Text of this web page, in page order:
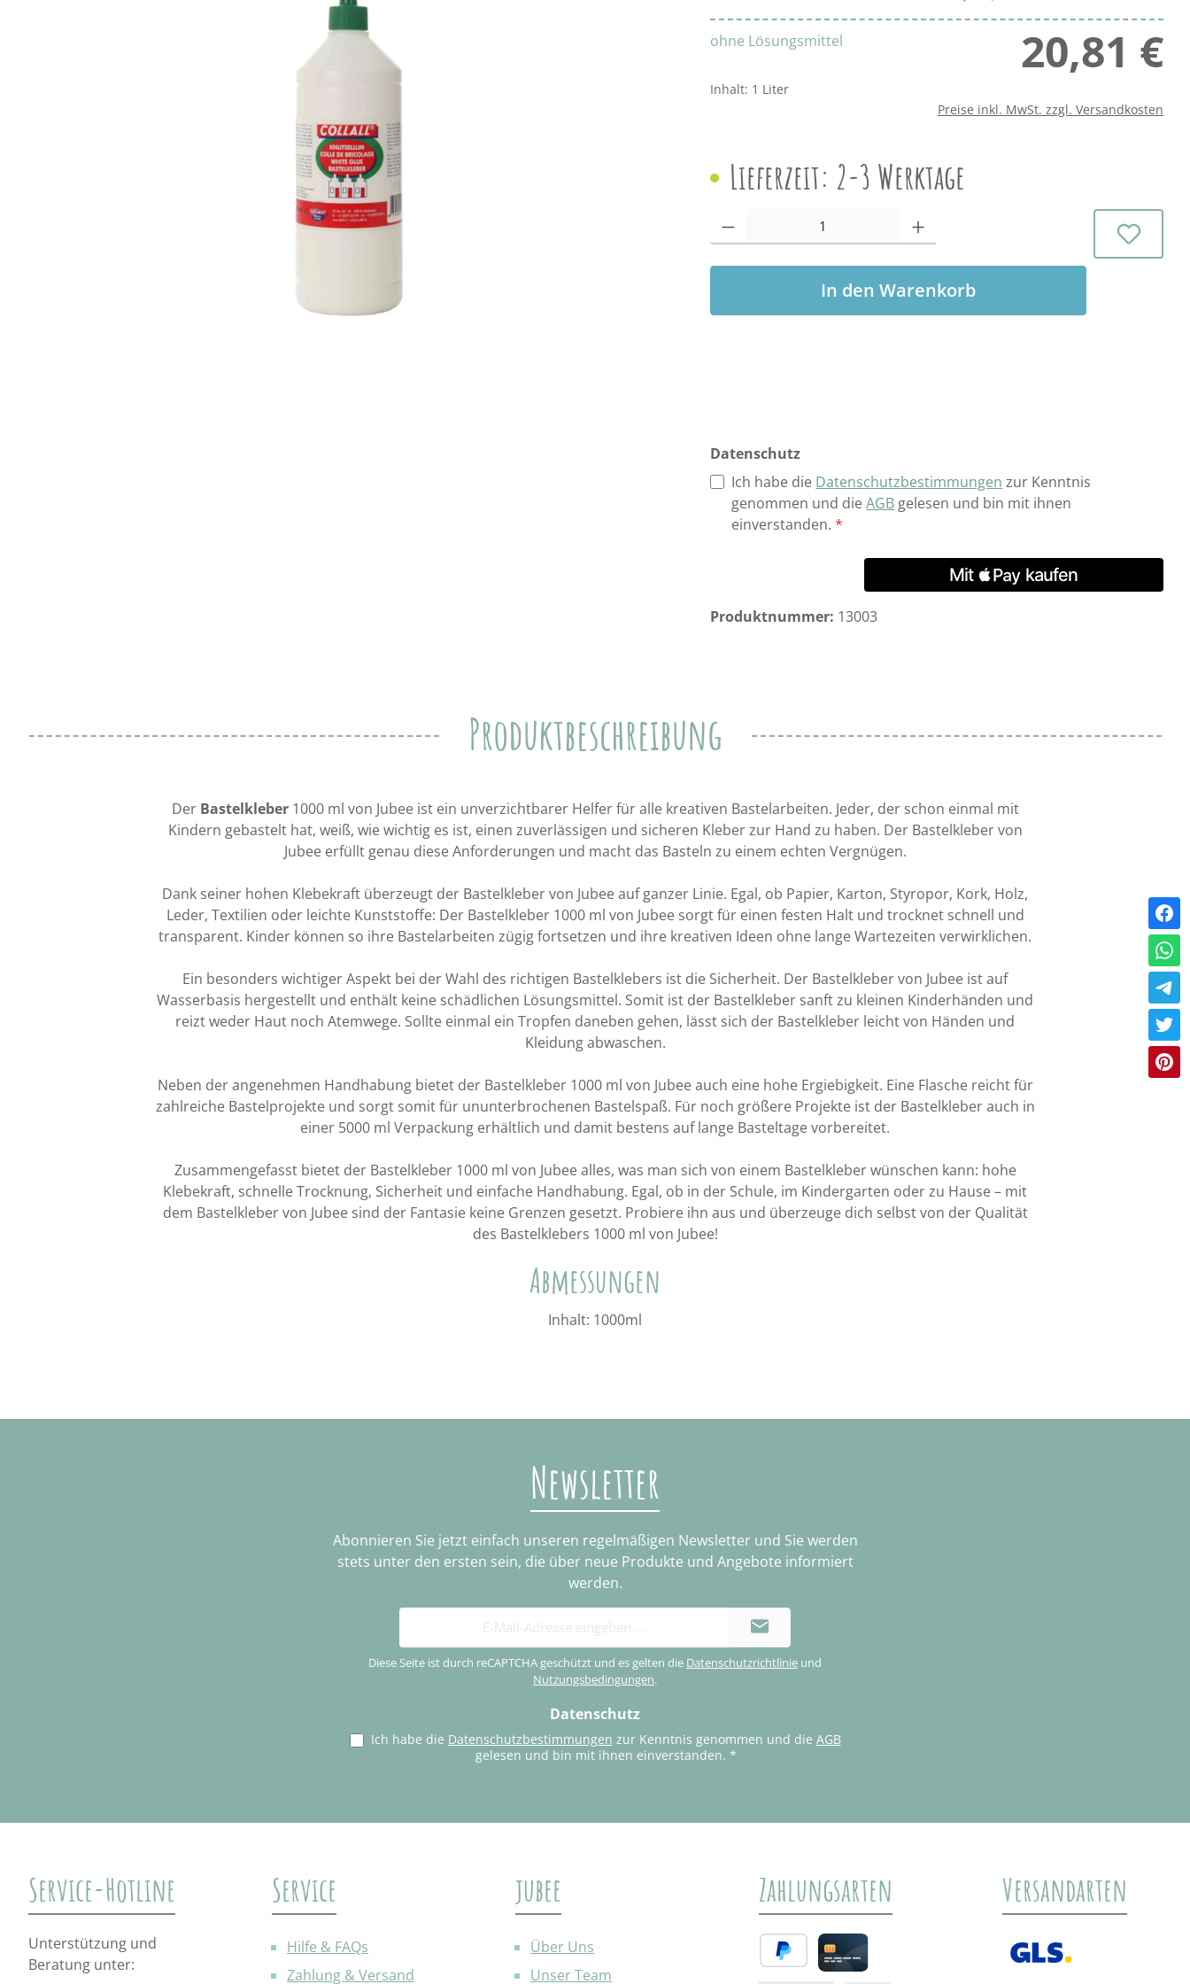
ohne Lösungsmittel 20,81 €
Inhalt: 1 Liter
Preise inkl. MwSt. zzgl. Versandkosten
Lieferzeit: 2-3 Werktage
Produkt Anzahl: Gib den gewünschten Wert ein oder benutze die
In den Warenkorb
Datenschutz
Ich habe die Datenschutzbestimmungen zur Kenntnis
genommen und dieAGB gelesen und bin mit ihnen
einverstanden.*
Produktnummer: 13003
Produktbeschreibung
Der Bastelkleber1000 ml von Jubee ist ein unverzichtbarer Helfer für alle kreativen Bastelarbeiten. Jeder, der schon einmal mit
Kindern gebastelt hat, weiß, wie wichtig es ist, einen zuverlässigen und sicheren Kleber zur Hand zu haben. Der Bastelkleber von
Jubee erfüllt genau diese Anforderungen und macht das Basteln zu einem echten Vergnügen.
Dank seiner hohen Klebekraft überzeugt der Bastelkleber von Jubee auf ganzer Linie. Egal, ob Papier, Karton, Styropor, Kork, Holz,
Leder, Textilien oder leichte Kunststoffe: Der Bastelkleber 1000 ml von Jubee sorgt für einen festen Halt und trocknet schnell und
transparent. Kinder können so ihre Bastelarbeiten zügig fortsetzen und ihre kreativen Ideen ohne lange Wartezeiten verwirklichen.
Ein besonders wichtiger Aspekt bei der Wahl des richtigen Bastelklebers ist die Sicherheit. Der Bastelkleber von Jubee ist auf
Wasserbasis hergestellt und enthält keine schädlichen Lösungsmittel. Somit ist der Bastelkleber sanft zu kleinen Kinderhänden und
reizt weder Haut noch Atemwege. Sollte einmal ein Tropfen daneben gehen, lässt sich der Bastelkleber leicht von Händen und
Kleidung abwaschen.
Neben der angenehmen Handhabung bietet der Bastelkleber 1000 ml von Jubee auch eine hohe Ergiebigkeit. Eine Flasche reicht für
zahlreiche Bastelprojekte und sorgt somit für ununterbrochenen Bastelspaß. Für noch größere Projekte ist der Bastelkleber auch in
einer 5000 ml Verpackung erhältlich und damit bestens auf lange Basteltage vorbereitet.
Zusammengefasst bietet der Bastelkleber 1000 ml von Jubee alles, was man sich von einem Bastelkleber wünschen kann: hohe
Klebekraft, schnelle Trocknung, Sicherheit und einfache Handhabung. Egal, ob in der Schule, im Kindergarten oder zu Hause – mit
dem Bastelkleber von Jubee sind der Fantasie keine Grenzen gesetzt. Probiere ihn aus und überzeuge dich selbst von der Qualität
des Bastelklebers 1000 ml von Jubee!
Abmessungen
Inhalt: 1000ml
Newsletter
Abonnieren Sie jetzt einfach unseren regelmäßigen Newsletter und Sie werden
stets unter den ersten sein, die über neue Produkte und Angebote informiert
werden.
Adresse
*
Diese Seite ist durch reCAPTCHA geschützt und es gelten die Datenschutzrichtlinie und
Nutzungsbedingungen.
Datenschutz
Ich habe die Datenschutzbestimmungen zur Kenntnis genommen und die AGB
gelesen und bin mit ihnen einverstanden. *
Service-Hotline
Unterstützung und
Beratung unter:
Service
Hilfe & FAQs
Zahlung & Versand
jubee
Über Uns
Unser Team
Zahlungsarten Versandarten